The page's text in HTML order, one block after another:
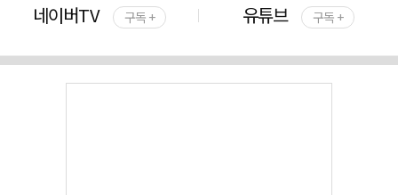
네이버TV 구독 + 유튜브 구독 +